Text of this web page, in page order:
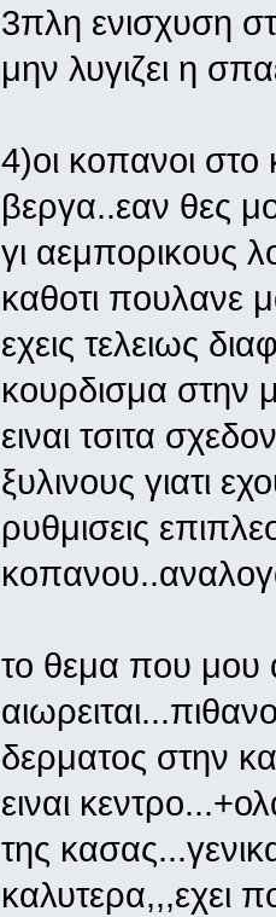
3πλη ενισχυση
μην λυγιζει η
4)οι κοπανοι
βεργα..εαν θες
γι αεμπορικους
καθοτι πουλανε
εχεις τελειως
κουρδισμα στην
ειναι τσιτα
ξυλινους γιατι
ρυθμισεις
το θεμα που μου
δερματος στην
ειναι
της
καλυτερα,,,εχει